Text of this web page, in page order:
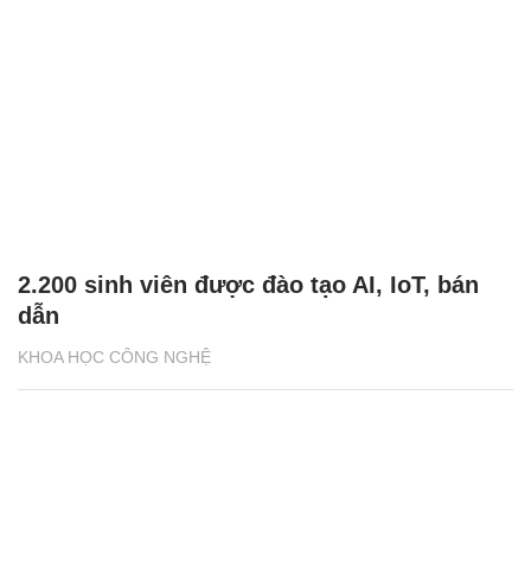
KHOA HỌC CÔNG NGHỆ
2.200 sinh viên được đào tạo AI, IoT, bán
dẫn